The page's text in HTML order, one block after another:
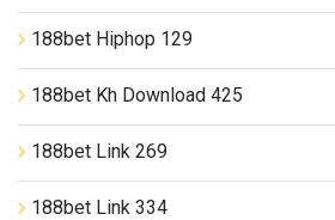
188bet Hiphop 129
188bet Kh Download 425
188bet Link 269
188bet Link 334